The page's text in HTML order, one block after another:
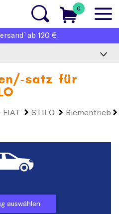
0
1 ab 120 €
satz für
FIAT STILO
Riementrieb
auswählen